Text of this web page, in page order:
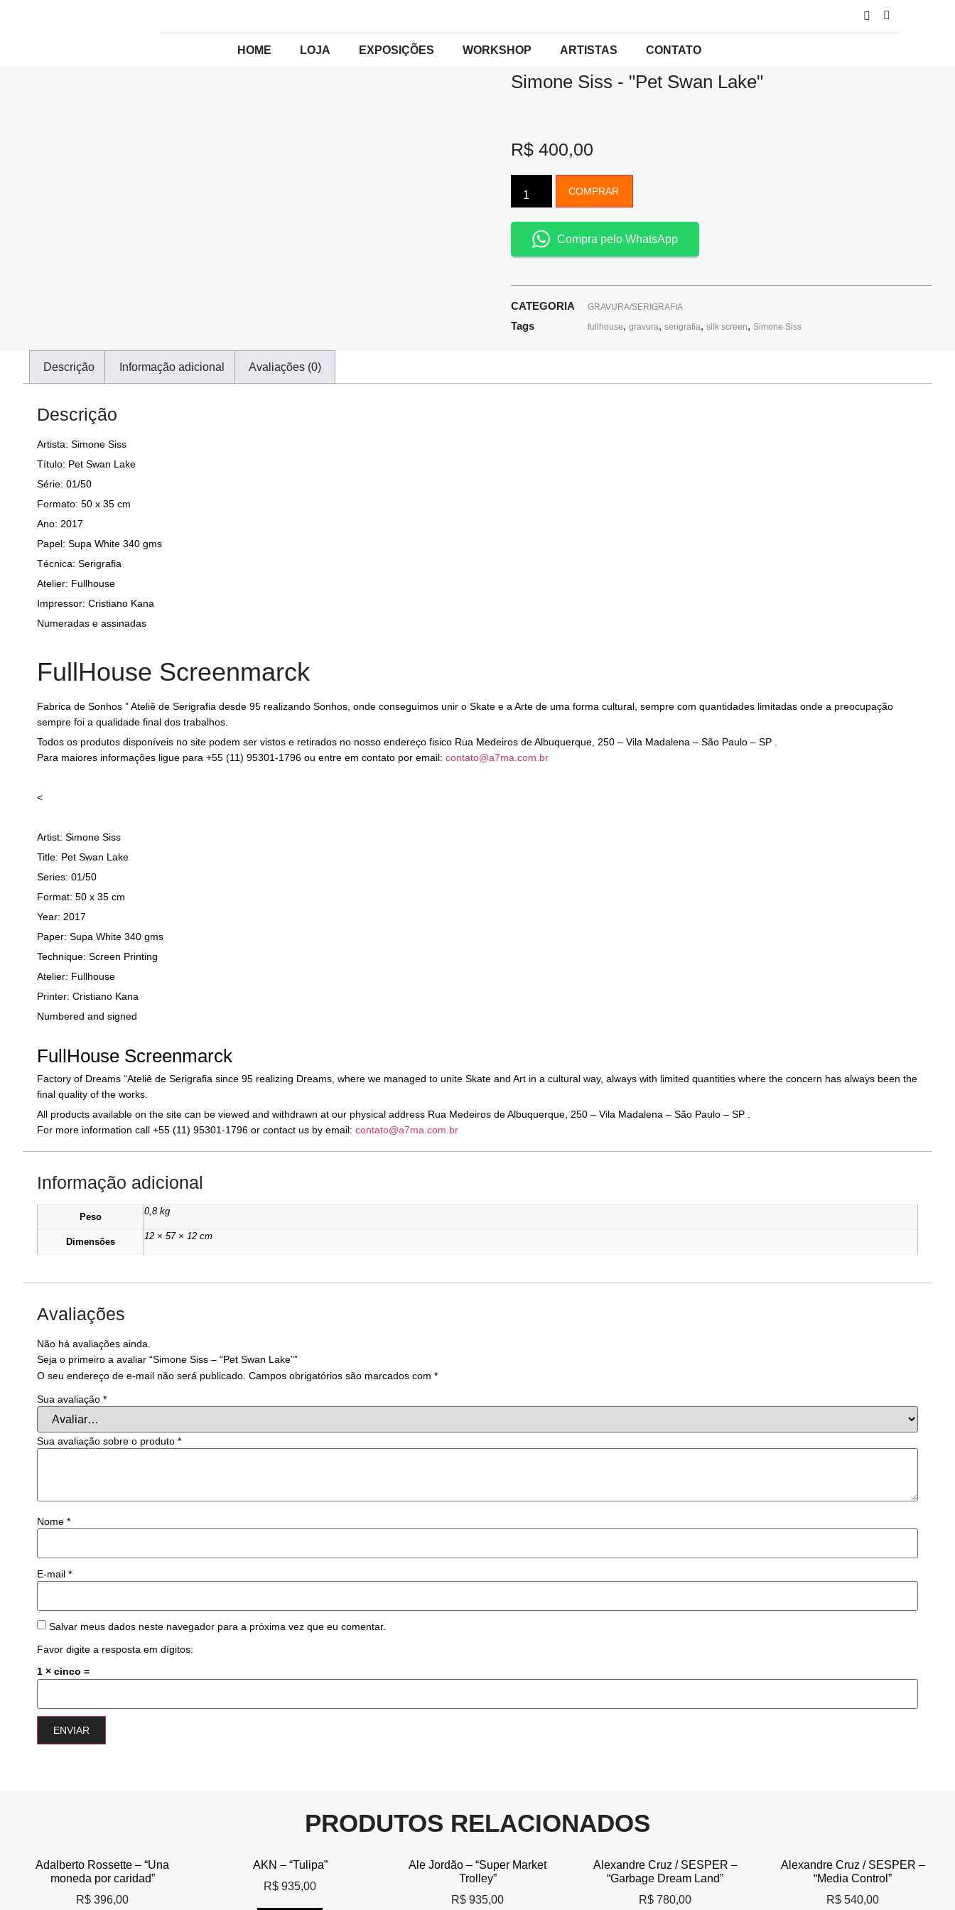
HOME LOJA EXPOSIÇÕES WORKSHOP ARTISTAS CONTATO
INÍCIO GRAVURA/SERIGRAFIA/ SIMONE SISS – “PET SWAN LAKE”
Simone Siss - "Pet Swan Lake"
R$ 400,00
COMPRAR
Compra pelo WhatsApp
CATEGORIA GRAVURA/SERIGRAFIA
Tags fullhouse,gravura,serigrafia,silk screen, Simone Siss
Descrição Informação adicional Avaliações (0)
Descrição
Artista: Simone Siss
Título: Pet Swan Lake
Série: 01/50
Formato: 50 x 35 cm
Ano: 2017
Papel: Supa White 340 gms
Técnica: Serigrafia
Atelier: Fullhouse
Impressor: Cristiano Kana
Numeradas e assinadas
FullHouse Screenmarck
Fabrica de Sonhos ” Ateliê de Serigrafia desde 95 realizando Sonhos, onde conseguimos unir o Skate e a Arte de uma forma cultural, sempre com quantidades limitadas onde a preocupação
sempre foi a qualidade final dos trabalhos.
Todos os produtos disponíveis no site podem ser vistos e retirados no nosso endereço fisico Rua Medeiros de Albuquerque, 250 – Vila Madalena – São Paulo – SP .
Para maiores informações ligue para +55 (11) 95301-1796 ou entre em contato por email: contato@a7ma.com.br
<
Artist: Simone Siss
Title: Pet Swan Lake
Series: 01/50
Format: 50 x 35 cm
Year: 2017
Paper: Supa White 340 gms
Technique: Screen Printing
Atelier: Fullhouse
Printer: Cristiano Kana
Numbered and signed
FullHouse Screenmarck
Factory of Dreams “Ateliê de Serigrafia since 95 realizing Dreams, where we managed to unite Skate and Art in a cultural way, always with limited quantities where the concern has always been the
final quality of the works.
All products available on the site can be viewed and withdrawn at our physical address Rua Medeiros de Albuquerque, 250 – Vila Madalena – São Paulo – SP .
For more information call +55 (11) 95301-1796 or contact us by email: contato@a7ma.com.br
Informação adicional
Peso
0,8 kg
Dimensões
12 × 57 × 12 cm
Avaliações
Não há avaliações ainda.
Seja o primeiro a avaliar “Simone Siss – “Pet Swan Lake””
O seu endereço de e-mail não será publicado. Campos obrigatórios são marcados com *
Sua avaliação *
Sua avaliação sobre o produto *
Nome *
E-mail *
Salvar meus dados neste navegador para a próxima vez que eu comentar.
Favor digite a resposta em dígitos:
1 × cinco =
PRODUTOS RELACIONADOS
Adalberto Rossette – “Una
moneda por caridad”
R$ 396,00
AKN – “Tulipa”
R$ 935,00
Ale Jordão – “Super Market
Trolley”
R$ 935,00
Alexandre Cruz / SESPER –
“Garbage Dream Land”
R$ 780,00
Alexandre Cruz / SESPER –
“Media Control”
R$ 540,00